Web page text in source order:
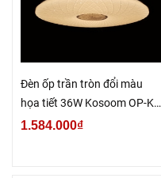
Đèn ốp trần tròn đổi màu
họa tiết 36W Kosoom OP-KS-
SN-36-T-DM
1.584.000₫